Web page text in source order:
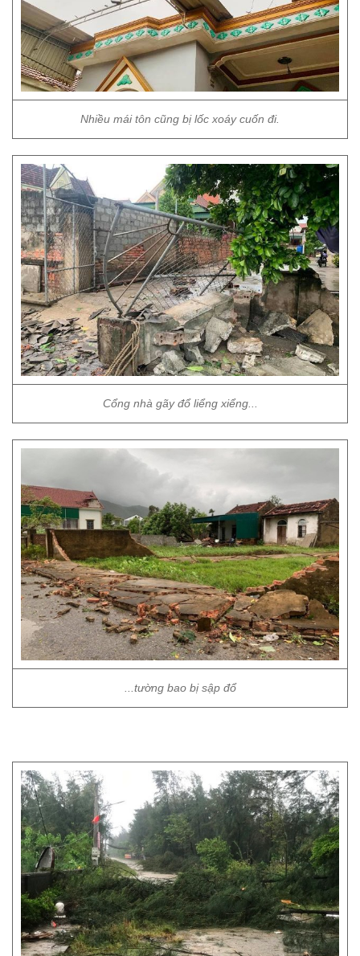
Nhiều mái tôn cũng bị lốc xoáy cuốn đi.
Cổng nhà gãy đổ liểng xiểng...
...tường bao bị sập đổ